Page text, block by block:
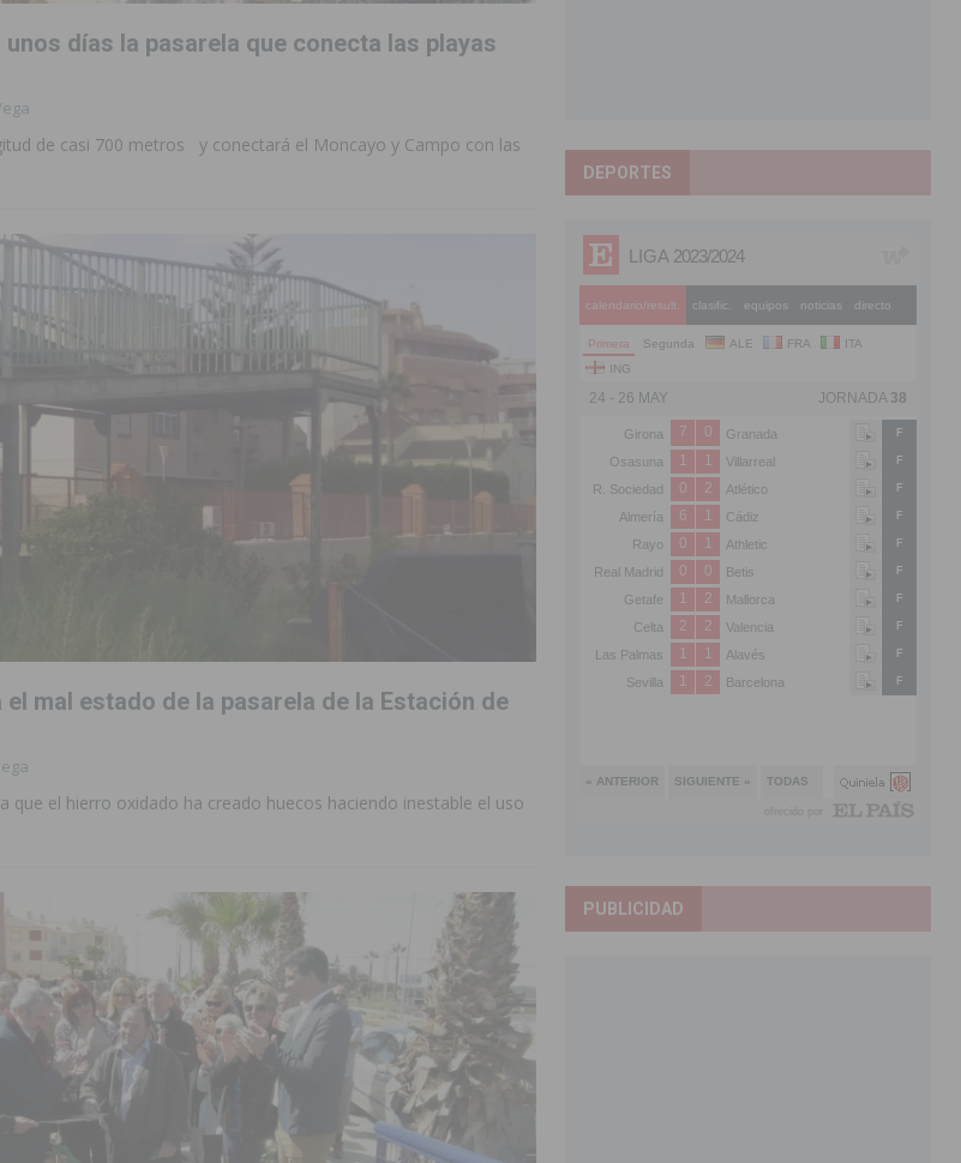
días la pasarela que conecta las playas
de casi 700 metros y conectará el Moncayo y Campo con las
el mal estado de la pasarela de la Estación de
que el hierro oxidado ha creado huecos haciendo inestable el uso
DEPORTES
PUBLICIDAD